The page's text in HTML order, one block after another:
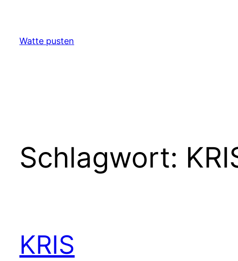
springen
Watte pusten
Schlagwort:
KRIS